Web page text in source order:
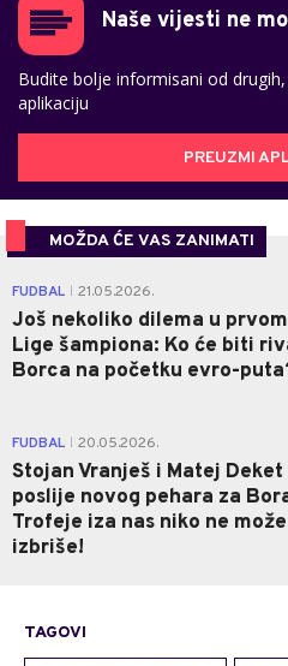
Naše vijesti ne
Budite bolje informisani od
aplikaciju
PREUZMI
MOŽDA ĆE VAS ZANIMATI
FUDBAL 21.05.2026.
Još nekoliko dilema u
Lige šampiona: Ko će biti
Borca na početku evro-
FUDBAL 20.05.2026.
Stojan Vranješ i Matej Deket
poslije novog pehara za
Trofeje iza nas niko ne
izbriše!
TAGOVI